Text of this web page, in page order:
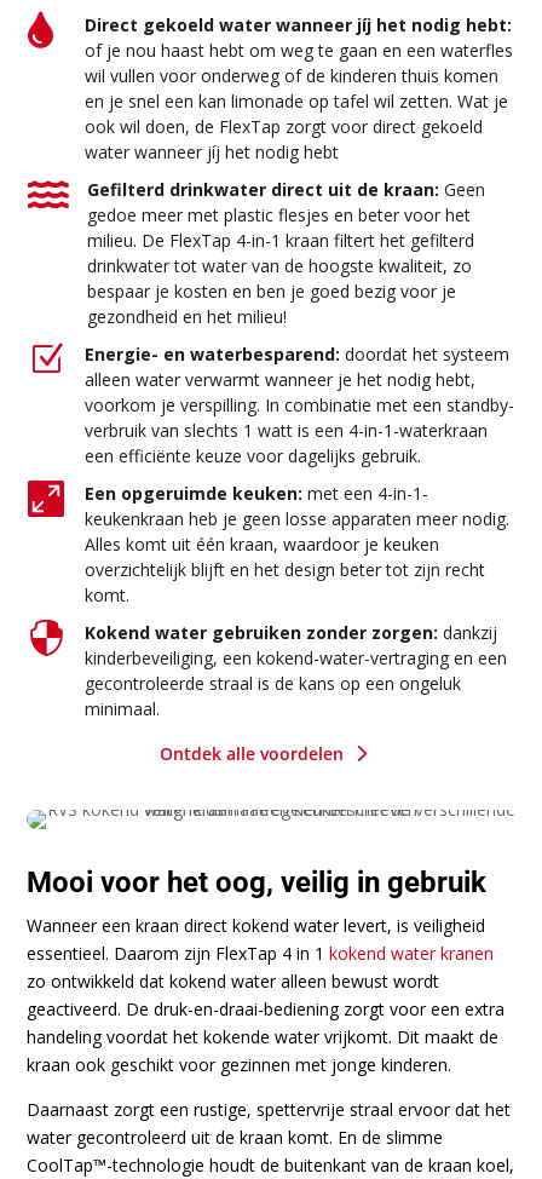

Direct gekoeld water wanneer jíj het nodig hebt:
of je nou haast hebt om weg te gaan en een waterfles
wil vullen voor onderweg of de kinderen thuis komen
en je snel een kan limonade op tafel wil zetten. Wat je
ook wil doen, de FlexTap zorgt voor direct gekoeld
water wanneer jíj het nodig hebt
 Gefilterd drinkwater direct uit de kraan: Geen
gedoe meer met plastic flesjes en beter voor het
milieu. De FlexTap 4-in-1 kraan filtert het gefilterd
drinkwater tot water van de hoogste kwaliteit, zo
bespaar je kosten en ben je goed bezig voor je
gezondheid en het milieu!
Z Energie- en waterbesparend: doordat het systeem
alleen water verwarmt wanneer je het nodig hebt,
voorkom je verspilling. In combinatie met een standby-
verbruik van slechts 1 watt is een 4-in-1-waterkraan
een efficiënte keuze voor dagelijks gebruik.
 Een opgeruimde keuken: met een 4-in-1-
keukenkraan heb je geen losse apparaten meer nodig.
Alles komt uit één kraan, waardoor je keuken
overzichtelijk blijft en het design beter tot zijn recht
komt.
 Kokend water gebruiken zonder zorgen: dankzij
kinderbeveiliging, een kokend-water-vertraging en een
gecontroleerde straal is de kans op een ongeluk
minimaal.
5
Ontdek alle voordelen
Mooi voor het oog, veilig in gebruik
Wanneer een kraan direct kokend water levert, is veiligheid
essentieel. Daarom zijn FlexTap 4 in 1kokend water kranen
zo ontwikkeld dat kokend water alleen bewust wordt
geactiveerd. De druk-en-draai-bediening zorgt voor een extra
handeling voordat het kokende water vrijkomt. Dit maakt de
kraan ook geschikt voor gezinnen met jonge kinderen.
Daarnaast zorgt een rustige, spettervrije straal ervoor dat het
water gecontroleerd uit de kraan komt. En de slimme
CoolTap™-technologie houdt de buitenkant van de kraan koel,